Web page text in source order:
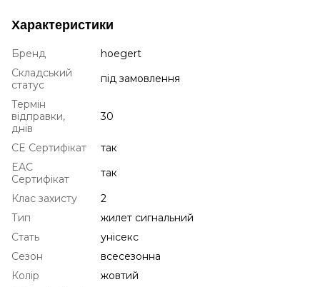
Характеристики
Бренд
hoegert
Складський
статус
під замовлення
Термін
відправки,
днів
30
CE Сертифікат
так
EAC
Сертифікат
так
Клас захисту
2
Тип
жилет сигнальний
Стать
унісекс
Сезон
всесезонна
Колір
жовтий